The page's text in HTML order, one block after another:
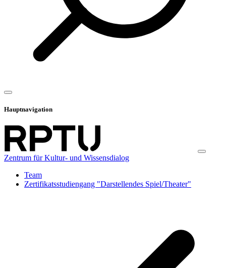
Hauptnavigation
Zentrum für Kultur- und Wissensdialog
Team
Zertifikatsstudiengang "Darstellendes Spiel/Theater"